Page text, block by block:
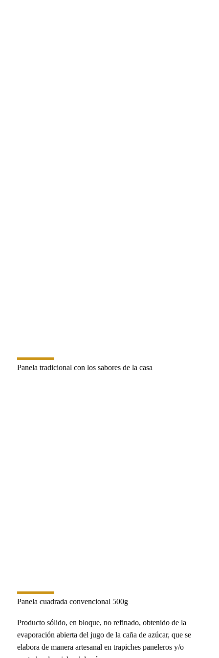
Panela tradicional con los sabores de la casa
Panela cuadrada convencional 500g
Producto sólido, en bloque, no refinado, obtenido de la
evaporación abierta del jugo de la caña de azúcar, que se
elabora de manera artesanal en trapiches paneleros y/o